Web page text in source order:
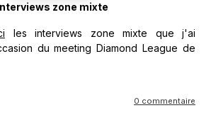
zone mixte
les interviews zone mixte que j'ai
du meeting Diamond League de
0 commentaire